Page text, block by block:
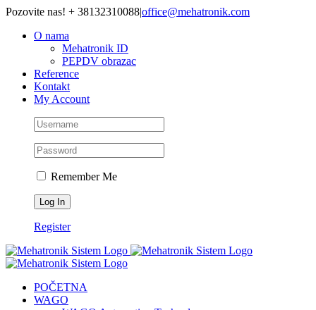
Skip
content
Pozovite nas! + 38132310088|office@mehatronik.com
O nama
Mehatronik ID
PEPDV obrazac
Reference
Kontakt
My Account
Remember Me
Register
POČETNA
WAGO